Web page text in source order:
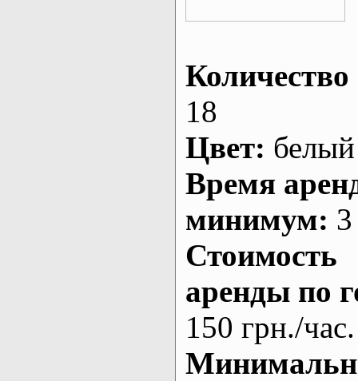
Количество
18
Цвет: белый
Время
минимум:
Стоимость
аренды по
150 грн./час.